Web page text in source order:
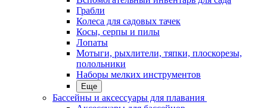
Грабли
Колеса для садовых тачек
Косы, серпы и пилы
Лопаты
Мотыги, рыхлители, тяпки, плоскорезы,
полольники
Наборы мелких инструментов
Еще
Бассейны и аксессуары для плавания